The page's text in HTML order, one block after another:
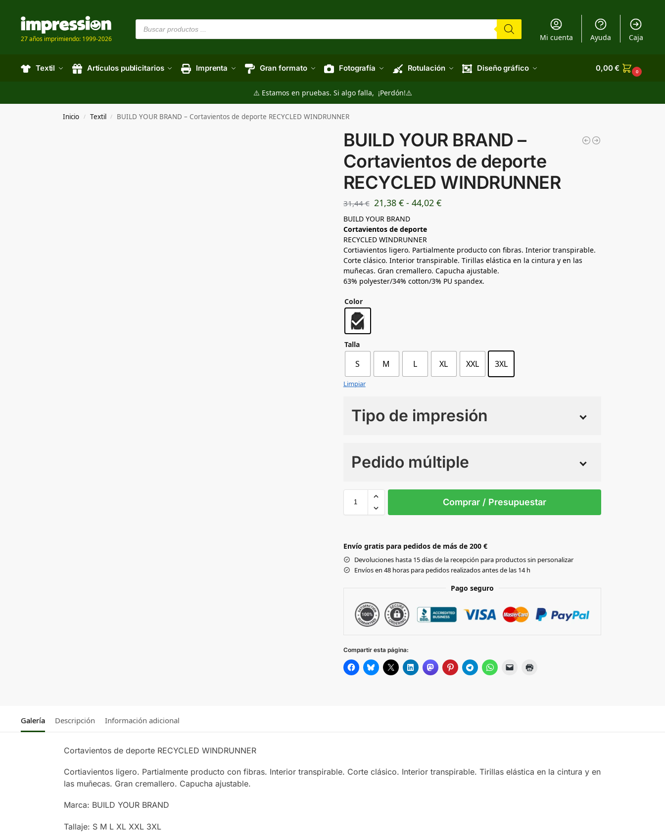
27 años imprimiendo: 1999-2026 Mi cuenta Ayuda Caja
Textil Artículos publicitarios Imprenta Gran formato Fotografía Rotulación Diseño gráfico 0,00€ 0
⚠️ Estamos en pruebas. Si algo falla, ¡Perdón!⚠️
Inicio / Textil / BUILD YOUR BRAND – Cortavientos de deporte RECYCLED WINDRUNNER
BUILD YOUR BRAND –
Cortavientos de deporte
RECYCLED WINDRUNNER
31,44€ 21,38 € - 44,02 €
BUILD YOUR BRAND
Cortavientos de deporte
RECYCLED WINDRUNNER
Cortiavientos ligero. Partialmente producto con fibras. Interior transpirable.
Corte clásico. Interior transpirable. Tirillas elástica en la cintura y en las
muñecas. Gran cremallero. Capucha ajustable.
63% polyester/34% cotton/3% PU spandex.
Color
Talla
S M L XL XXL 3XL
Limpiar
Tipo de impresión
Pedido múltiple
BLACK/BLACK
Comprar / Presupuestar
Envío gratis para pedidos de más de 200 €
Devoluciones hasta 15 días de la recepción para productos sin personalizar
Envíos en 48 horas para pedidos realizados antes de las 14 h
Pago seguro
Compartir esta página:
Galería Descripción Información adicional
Cortavientos de deporte RECYCLED WINDRUNNER
Cortiavientos ligero. Partialmente producto con fibras. Interior transpirable. Corte clásico. Interior transpirable. Tirillas elástica en la cintura y en
las muñecas. Gran cremallero. Capucha ajustable.
Marca: BUILD YOUR BRAND
Tallaje: S M L XL XXL 3XL